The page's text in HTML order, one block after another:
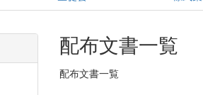
配布文書一覧
配布文書一覧